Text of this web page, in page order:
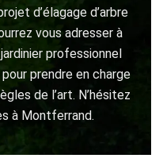
d’élagage d’arbre
vous adresser à
professionnel
prendre en charge
de l’art. N’hésitez
à Montferrand.